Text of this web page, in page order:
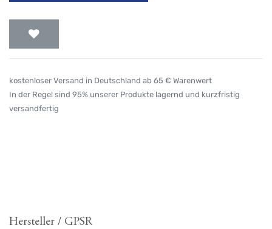
kostenloser Versand in Deutschland ab 65 € Warenwert
In der Regel sind 95% unserer Produkte lagernd und kurzfristig
versandfertig
Hersteller / GPSR